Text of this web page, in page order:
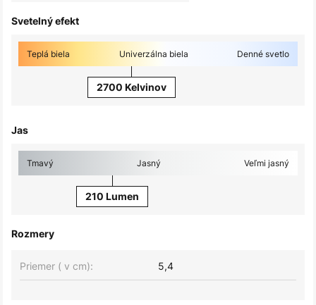
Svetelný efekt
Teplá biela Univerzálna biela Denné svetlo
2700 Kelvinov
Jas
Tmavý Jasný Veľmi jasný
210 Lumen
Rozmery
Priemer ( v cm): 5,4